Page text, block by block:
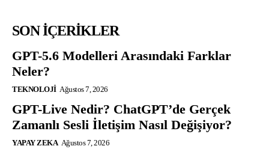
SON İÇERİKLER
GPT-5.6 Modelleri Arasındaki Farklar
Neler?
TEKNOLOJI Ağustos 7, 2026
GPT-Live Nedir? ChatGPT’de Gerçek
Zamanlı Sesli İletişim Nasıl Değişiyor?
YAPAY ZEKA Ağustos 7, 2026